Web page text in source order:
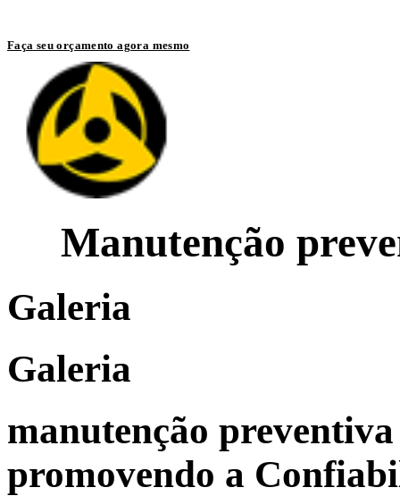
Faça seu orçamento agora mesmo
Manutenção
Galeria
Galeria
manutenção
promovendo a